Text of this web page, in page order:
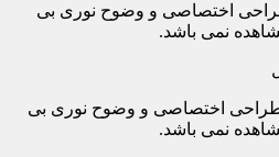
اختصاصی و وضوح نوری بی
نمی باشد.
اختصاصی و وضوح نوری بی
نمی باشد.